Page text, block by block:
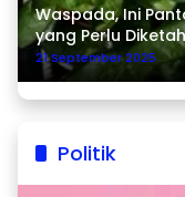
Waspada, Ini
yang Perlu
21 September 2025
Politik